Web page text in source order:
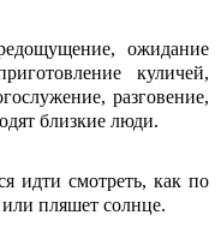
ожидание
куличей,
разговение,
близкие люди.
идти смотреть, как по
пляшет солнце.